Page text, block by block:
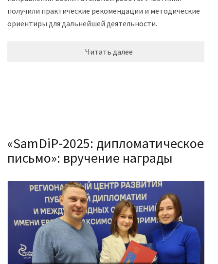
получили практические рекомендации и методические
ориентиры для дальнейшей деятельности.
Читать далее
«SamDiP‑2025: дипломатическое
письмо»: вручение награды